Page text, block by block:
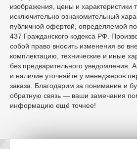
изображения, цены и характеристики
исключительно ознакомительный
публичной офертой, определяемой
437 Гражданского кодекса РФ.
собой право вносить изменения во
комплектацию, технические и иные
без предварительного уведомления.
и наличие уточняйте у менеджеров
заказа. Благодарим за понимание и
обратную связь — ваши замечания
информацию ещё точнее!